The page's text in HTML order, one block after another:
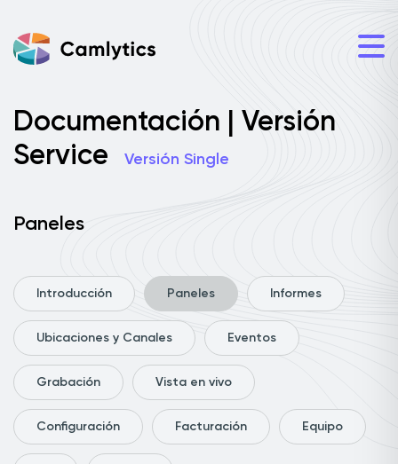
Documentación | Versión
Service
Versión Single
Paneles
Introducción Paneles Informes
Ubicaciones y Canales Eventos
Grabación Vista en vivo
Configuración Facturación Equipo